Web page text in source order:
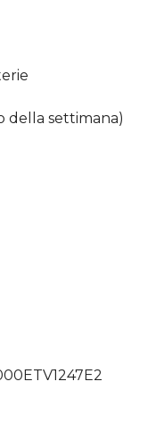
della settimana)